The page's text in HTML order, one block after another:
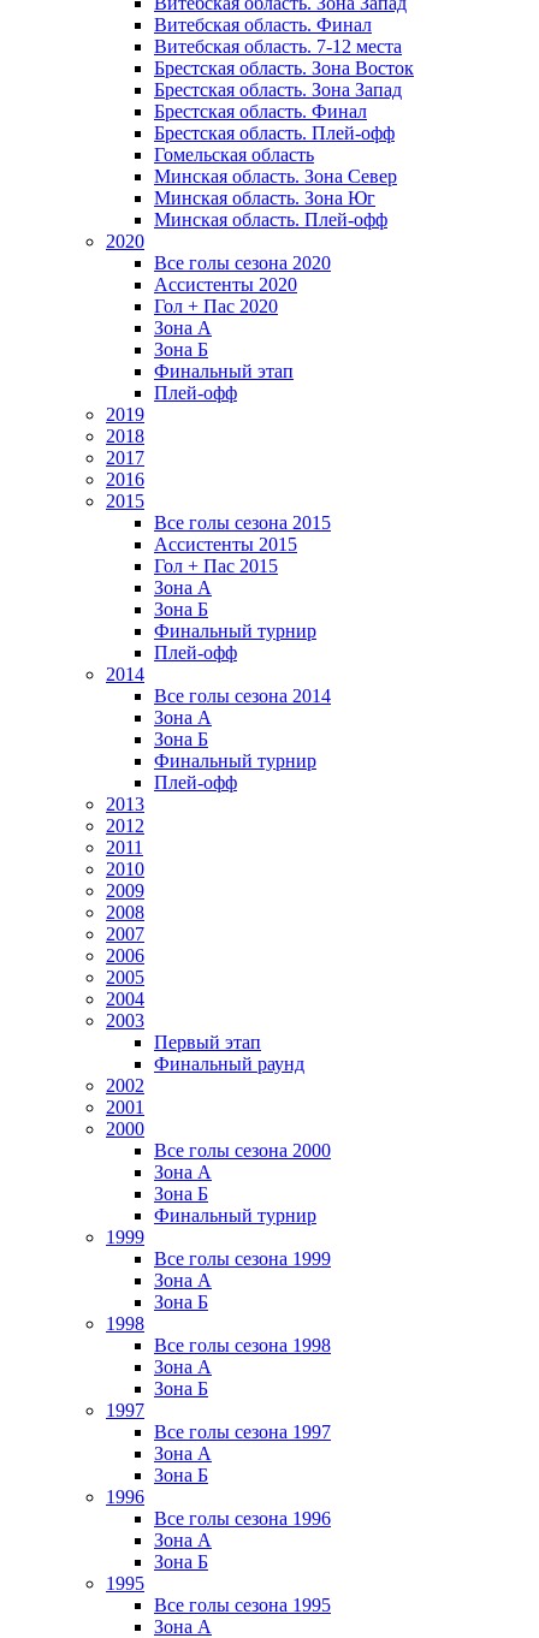
Витебская область. Финал
Витебская область. 7-12 места
Брестская область. Зона Восток
Брестская область. Зона Запад
Брестская область. Финал
Брестская область. Плей-офф
Гомельская область
Минская область. Зона Север
Минская область. Зона Юг
Минская область. Плей-офф
2020
Все голы сезона 2020
Ассистенты 2020
Гол + Пас 2020
Зона А
Зона Б
Финальный этап
Плей-офф
2019
2018
2017
2016
2015
Все голы сезона 2015
Ассистенты 2015
Гол + Пас 2015
Зона А
Зона Б
Финальный турнир
Плей-офф
2014
Все голы сезона 2014
Зона А
Зона Б
Финальный турнир
Плей-офф
2013
2012
2011
2010
2009
2008
2007
2006
2005
2004
2003
Первый этап
Финальный раунд
2002
2001
2000
Все голы сезона 2000
Зона А
Зона Б
Финальный турнир
1999
Все голы сезона 1999
Зона А
Зона Б
1998
Все голы сезона 1998
Зона А
Зона Б
1997
Все голы сезона 1997
Зона А
Зона Б
1996
Все голы сезона 1996
Зона А
Зона Б
1995
Все голы сезона 1995
Зона А